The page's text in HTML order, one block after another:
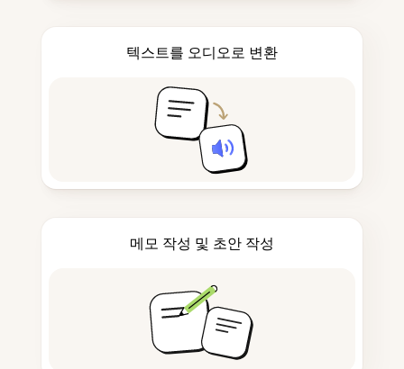
텍스트를 오디오로 변환
메모 작성 및 초안 작성